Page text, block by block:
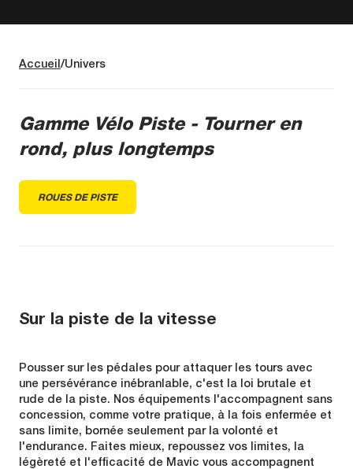
Accueil Univers
Gamme Vélo Piste - Tourner en
rond, plus longtemps
ROUES DE PISTE
Sur la piste de la vitesse
Pousser sur les pédales pour attaquer les tours avec
une persévérance inébranlable, c'est la loi brutale et
rude de la piste. Nos équipements l'accompagnent sans
concession, comme votre pratique, à la fois enfermée et
sans limite, bornée seulement par la volonté et
l'endurance. Faites mieux, repoussez vos limites, la
légèreté et l'efficacité de Mavic vous accompagnent